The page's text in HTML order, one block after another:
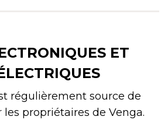
ET
régulièrement source de
propriétaires de Venga.